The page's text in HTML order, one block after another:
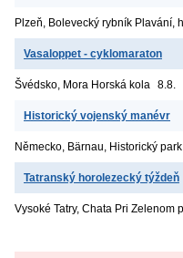
Plzeň, Bolevecký rybník Plavání,
Vasaloppet - cyklomaraton
Švédsko, Mora Horská kola 8.8.
Historický vojenský manévr
Německo, Bärnau, Historický park
Tatranský horolezecký týždeň
Vysoké Tatry, Chata Pri Zelenom